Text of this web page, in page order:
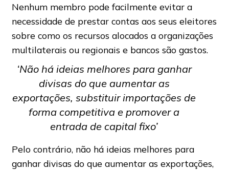
Nenhum membro pode facilmente evitar a
necessidade de prestar contas aos seus eleitores
sobre como os recursos alocados a organizações
multilaterais ou regionais e bancos são gastos.
‘Não há ideias melhores para ganhar
divisas do que aumentar as
exportações, substituir importações de
forma competitiva e promover a
entrada de capital fixo’
Pelo contrário, não há ideias melhores para
ganhar divisas do que aumentar as exportações,